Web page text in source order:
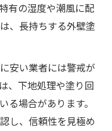
有の湿度や潮風に配
、長持ちする外壁塗
安い業者には警戒が
、下地処理や塗り回
る場合があります。
し、信頼性を見極め